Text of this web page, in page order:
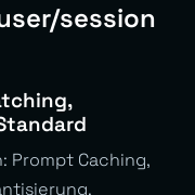
session
Prompt Caching,